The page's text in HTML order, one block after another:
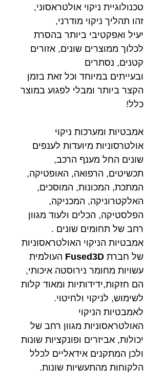
טכנולוגיית ניקוי אולטראסוני,
זהו תהליך ניקוי מודרני,
יעיל ואפקטיבי ביותר בהסרת
לכלוך ממוצרים שונים, אזורים
קטנים, נסתרים
ובעייתים במיוחד וכל זאת בזמן
הקצר ביותר ומבלי לפגוע במוצר
כלל!
אמבטיות ומערכות ניקוי
אולטרסוניות מיועדות לענפים
שונים החל מענף הרכב,
תכשיטים, הרפואה, האופטיקה,
המתכת, המכונות, המוסכים,
האלקטרוניקה, המכניקה,
הפלסטיקה, הכלים ולעוד מגוון
רחב של תחומים שונים .
אמבטיות הניקוי האולטראסוניות
של חברת Fused3D העולמית
עשויות מחומר נירוסטה איכותי,
הם חזקות,ידידותיות ומאוד קלות
לשימוש, לניקוי ולחיטוי.
לאמבטיות הניקוי
האולטראסוניות מגוון רחב של
יכולות, אביזרים ופונקציות שונות
ולכן המתקנים אידאליים לכלל
הלקוחות מהתעשיות שונות.